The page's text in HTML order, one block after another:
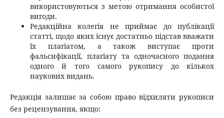
використовуються з метою отримання особистої
вигоди.
Редакційна колегія не приймає до публікації
статті, щодо яких існує достатньо підстав вважати
їх плагіатом, а також виступає проти
фальсифікації, плагіату та одночасного подання
одного й того самого рукопису до кількох
наукових видань.
Редакція залишає за собою право відхиляти рукописи
без рецензування, якщо: